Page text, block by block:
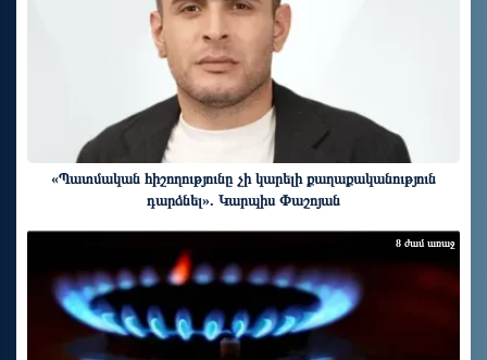
«Պատմական հիշողությունը չի կարելի քաղաքականություն
դարձնել». Կարպիս Փաշոյան
8 ժամ առաջ